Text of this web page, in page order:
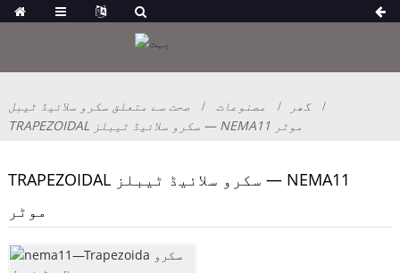
گھر مصنوعات
صحت سے متعلق سکرو سلائیڈ ٹیبل
TRAPEZOIDAL سکرو سلائیڈ ٹیبلز — NEMA11 موٹر
TRAPEZOIDAL سکرو سلائیڈ ٹیبلز — NEMA11
موٹر